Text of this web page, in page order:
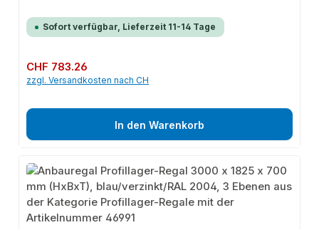
Sofort verfügbar, Lieferzeit 11-14 Tage
Regulärer Preis:
CHF 783.26
zzgl. Versandkosten nach CH
In den Warenkorb